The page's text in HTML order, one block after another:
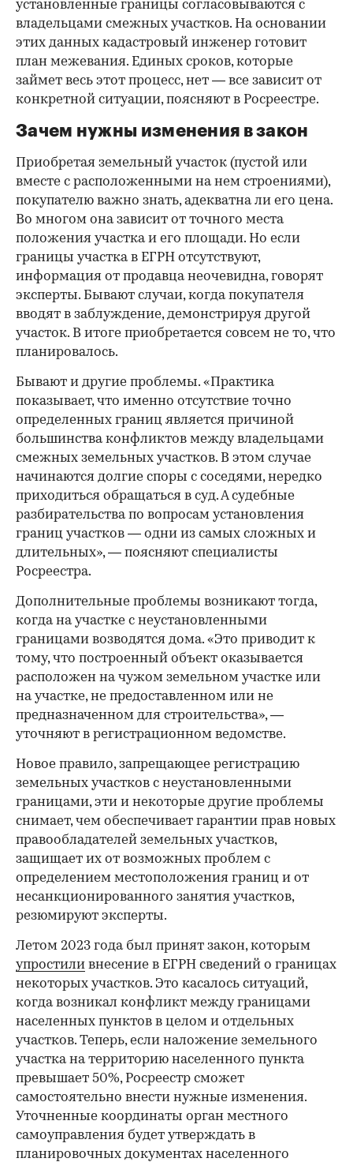
установленные границы согласовываются с
владельцами смежных участков. На основании
этих данных кадастровый инженер готовит
план межевания. Единых сроков, которые
займет весь этот процесс, нет — все зависит от
конкретной ситуации, поясняют в Росреестре.
Зачем нужны изменения в закон
Приобретая земельный участок (пустой или
вместе с расположенными на нем строениями),
покупателю важно знать, адекватна ли его цена.
Во многом она зависит от точного места
положения участка и его площади. Но если
границы участка в ЕГРН отсутствуют,
информация от продавца неочевидна, говорят
эксперты. Бывают случаи, когда покупателя
вводят в заблуждение, демонстрируя другой
участок. В итоге приобретается совсем не то, что
планировалось.
Бывают и другие проблемы. «Практика
показывает, что именно отсутствие точно
определенных границ является причиной
большинства конфликтов между владельцами
смежных земельных участков. В этом случае
начинаются долгие споры с соседями, нередко
приходиться обращаться в суд. А судебные
разбирательства по вопросам установления
границ участков — одни из самых сложных и
длительных», — поясняют специалисты
Росреестра.
Дополнительные проблемы возникают тогда,
когда на участке с неустановленными
границами возводятся дома. «Это приводит к
тому, что построенный объект оказывается
расположен на чужом земельном участке или
на участке, не предоставленном или не
предназначенном для строительства», —
уточняют в регистрационном ведомстве.
Новое правило, запрещающее регистрацию
земельных участков с неустановленными
границами, эти и некоторые другие проблемы
снимает, чем обеспечивает гарантии прав новых
правообладателей земельных участков,
защищает их от возможных проблем с
определением местоположения границ и от
несанкционированного занятия участков,
резюмируют эксперты.
Летом 2023 года был принят закон, которым
упростили внесение в ЕГРН сведений о границах
некоторых участков. Это касалось ситуаций,
когда возникал конфликт между границами
населенных пунктов в целом и отдельных
участков. Теперь, если наложение земельного
участка на территорию населенного пункта
превышает 50%, Росреестр сможет
самостоятельно внести нужные изменения.
Уточненные координаты орган местного
самоуправления будет утверждать в
планировочных документах населенного